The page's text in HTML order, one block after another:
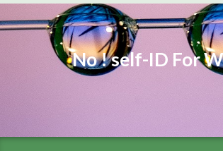
No ! self-ID For